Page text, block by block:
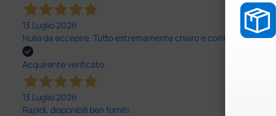
13 Luglio 2026
Nulla da eccepire. Tutto estremamente chiaro e corretto,
Acquirente verificato
13 Luglio 2026
Rapidi, disponibili ben forniti